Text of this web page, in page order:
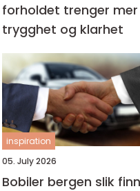
forholdet trenger mer
trygghet og klarhet
inspiration
05. July 2026
Bobiler bergen slik finner